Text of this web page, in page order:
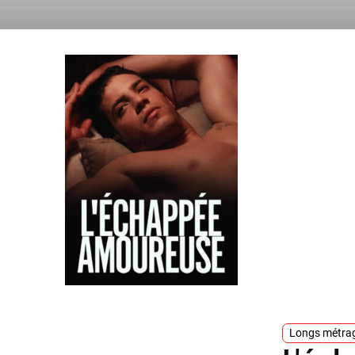
Longs